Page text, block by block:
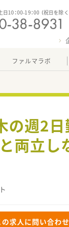
日10：00-19：00 （祝日を除く
ファルマラボ
の週2
両立し
の求人に問い合わ